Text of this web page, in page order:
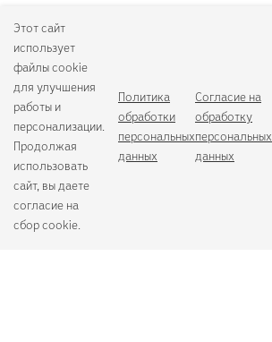
Этот сайт
использует
файлы cookie
для улучшения
работы и
персонализации.
Продолжая
использовать
сайт, вы даете
согласие на
сбор cookie.
Политика
обработки
персональных
данных
Согласие на
обработку
персональных
данных